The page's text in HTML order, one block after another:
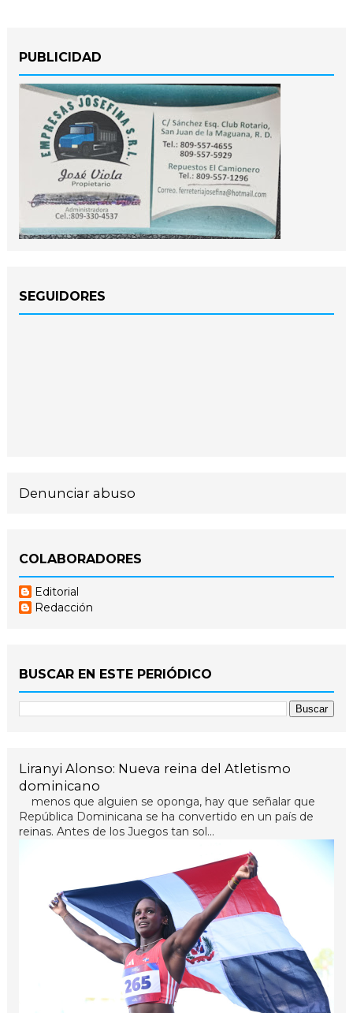
PUBLICIDAD
SEGUIDORES
Denunciar abuso
COLABORADORES
Editorial
Redacción
BUSCAR EN ESTE PERIÓDICO
Liranyi Alonso: Nueva reina del Atletismo
dominicano
menos que alguien se oponga, hay que señalar que
República Dominicana se ha convertido en un país de
reinas. Antes de los Juegos tan sol...